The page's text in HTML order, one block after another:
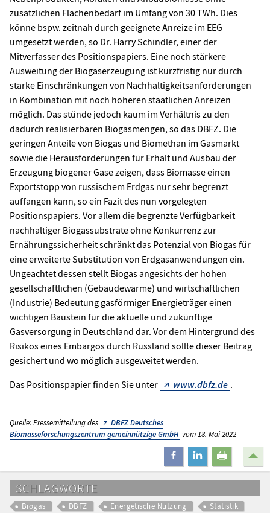
zusätzlichen Flächenbedarf im Umfang von 30 TWh. Dies
könne bspw. zeitnah durch geeignete Anreize im EEG
umgesetzt werden, so Dr. Harry Schindler, einer der
Mitverfasser des Positionspapiers. Eine noch stärkere
Ausweitung der Biogaserzeugung ist kurzfristig nur durch
starke Einschränkungen von Nachhaltigkeitsanforderungen
in Kombination mit noch höheren staatlichen Anreizen
möglich. Das stünde jedoch kaum im Verhältnis zu den
dadurch realisierbaren Biogasmengen, so das DBFZ. Die
geringen Anteile von Biogas und Biomethan im Gasmarkt
sowie die Herausforderungen für Erhalt und Ausbau der
Erzeugung biogener Gase zeigen, dass Biomasse einen
Exportstopp von russischem Erdgas nur sehr begrenzt
auffangen kann, so ein Fazit des nun vorgelegten
Positionspapiers. Vor allem die begrenzte Verfügbarkeit
nachhaltiger Biogassubstrate ohne Konkurrenz zur
Ernährungssicherheit schränkt das Potenzial von Biogas für
eine erweiterte Substitution von Erdgasanwendungen ein.
Ungeachtet dessen stellt Biogas angesichts der hohen
gesellschaftlichen (Gebäudewärme) und wirtschaftlichen
(Industrie) Bedeutung gasförmiger Energieträger einen
wichtigen Baustein für die aktuelle und zukünftige
Gasversorgung in Deutschland dar. Vor dem Hintergrund des
Risikos eines Embargos durch Russland sollte dieser Beitrag
gesichert und wo möglich ausgeweitet werden.
Das Positionspapier finden Sie unter
www.dbfz.de .
Quelle: Pressemitteilung des
DBFZ Deutsches
Biomasseforschungszentrum gemeinnützige GmbH vom 18. Mai 2022
teilen mitteilendrucken
SCHLAGWORTE
Biogas DBFZ Energetische Nutzung Statistik